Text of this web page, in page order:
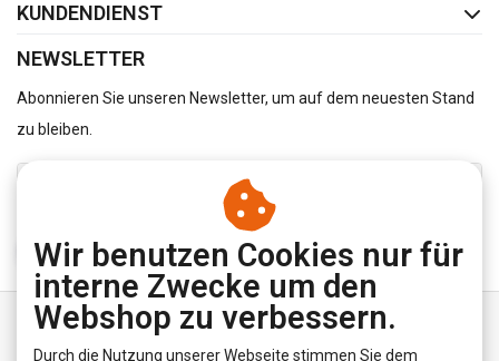
KUNDENDIENST
NEWSLETTER
Abonnieren Sie unseren Newsletter, um auf dem neuesten Stand
zu bleiben.
ABONNIEREN
Wir benutzen Cookies nur für
interne Zwecke um den
Webshop zu verbessern.
Durch die Nutzung unserer Webseite stimmen Sie dem